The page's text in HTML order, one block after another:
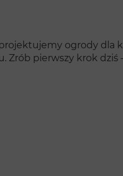
ogrody dla
pierwszy krok dziś